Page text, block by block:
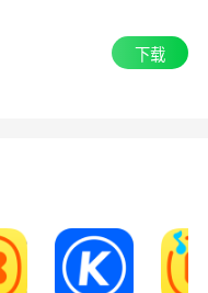
下载